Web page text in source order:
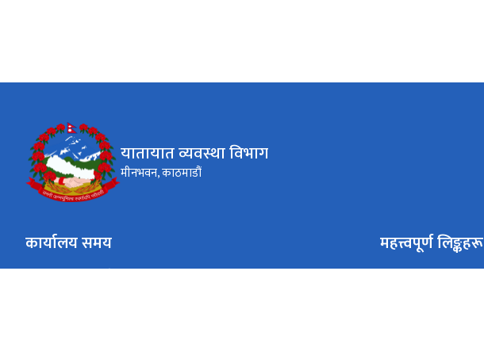
यातायात व्यवस्था विभाग
मीनभवन, काठमाडौं
कार्यालय समय महत्त्वपूर्ण लिङ्कहरू